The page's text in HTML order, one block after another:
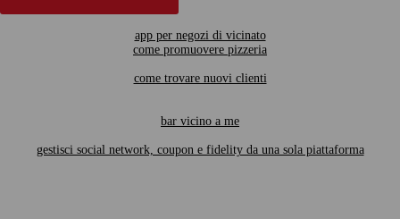
app per negozi di vicinato
come promuovere pizzeria
come trovare nuovi clienti
bar vicino a me
gestisci social network, coupon e fidelity da una sola piattaforma